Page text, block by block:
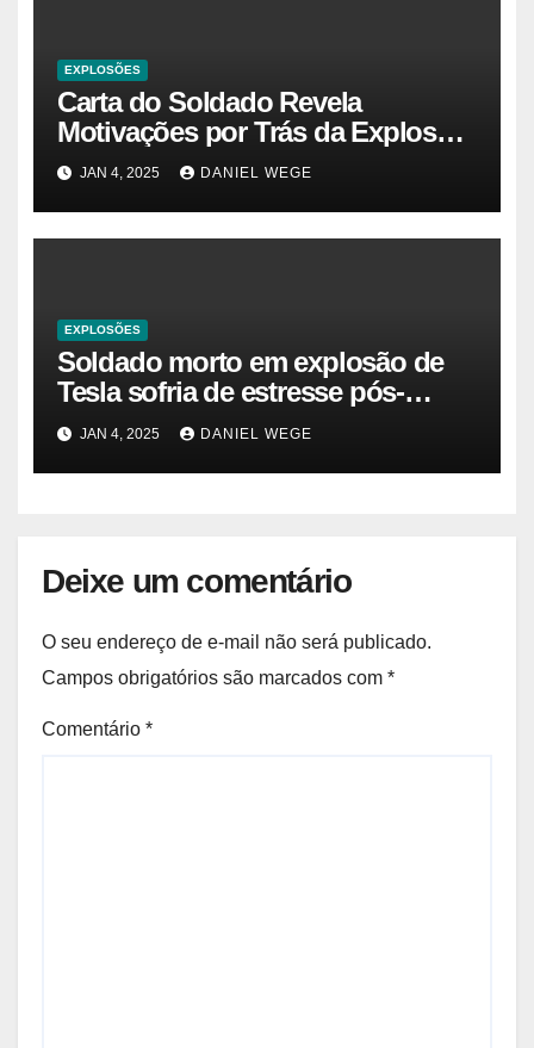
EXPLOSÕES
Carta do Soldado Revela
Motivações por Trás da Explosão
do Cybertruck em Las Vegas –
Gazeta Brasil
JAN 4, 2025 DANIEL WEGE
EXPLOSÕES
Soldado morto em explosão de
Tesla sofria de estresse pós-
traumático e temia ‘colapso’ dos
EUA
JAN 4, 2025 DANIEL WEGE
Deixe um comentário
O seu endereço de e-mail não será publicado.
Campos obrigatórios são marcados com *
Comentário *